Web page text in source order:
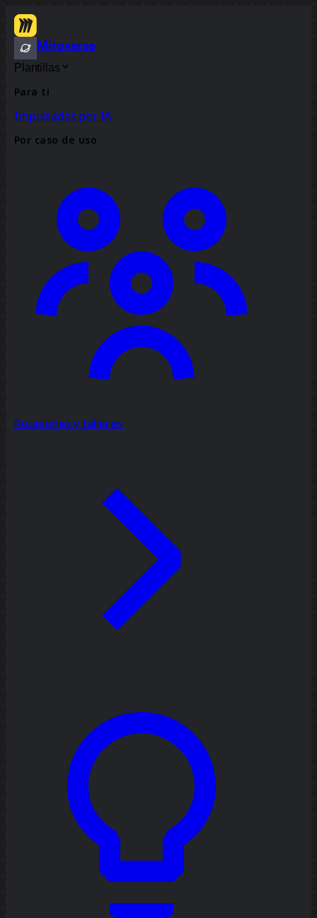
Miroverse
Plantillas
Para ti
Impulsadas por IA
Por caso de uso
Reuniones y talleres